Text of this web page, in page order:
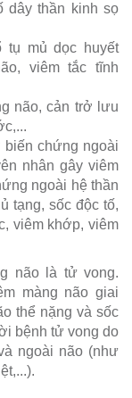
dây thần kinh sọ
tụ mủ dọc huyết
viêm tắc tĩnh
não, cản trở lưu
biến chứng ngoài
nhân gây viêm
ngoài hệ thần
tạng, sốc độc tố,
viêm khớp, viêm
não là tử vong.
màng não giai
thể nặng và sốc
bệnh tử vong do
ngoài não (như